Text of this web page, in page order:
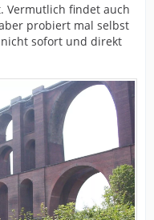
Vermutlich findet auch
probiert mal selbst
sofort und direkt